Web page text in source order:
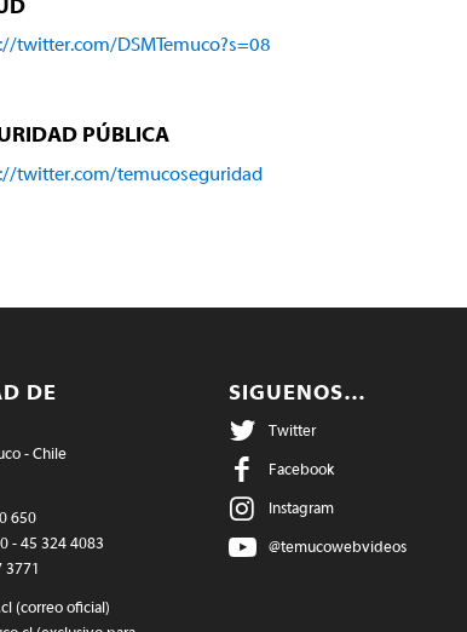
twitter.com/DSMTemuco?s=08
PÚBLICA
twitter.com/temucoseguridad
DE
- Chile
650
- 45 324 4083
3771
(correo oficial)
SIGUENOS…
Twitter
Facebook
Instagram
@temucowebvideos